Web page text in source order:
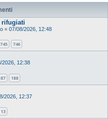
rifugiati
« 07/08/2026, 12:48
745 746
2026, 12:38
188
2026, 12:37
13